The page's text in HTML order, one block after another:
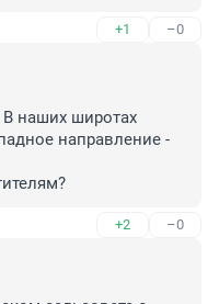
+1 –0
наших широтах
направление -
+2 –0